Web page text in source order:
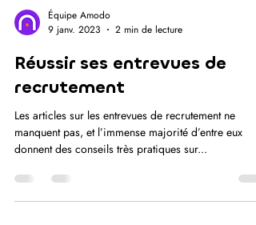
Équipe Amodo
9 janv. 2023
2 min de lecture
Réussir ses entrevues de
recrutement
Les articles sur les entrevues de recrutement ne
manquent pas, et l’immense majorité d’entre eux
donnent des conseils très pratiques sur...